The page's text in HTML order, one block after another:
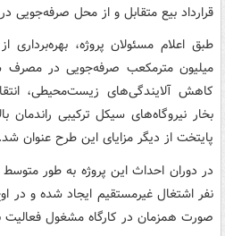
قرارداد بیع متقابل و از محل
میلیون مترمکعب صرفه‌جویی در
کاهش آلایندگی‌های زیست‌محیطی،
بخار نیروگاه‌های سیکل ترکیبی راندمان
پایتخت از دیگر مزایای این طرح عنوان شد.
صورت همزمان در کارگاه مشغول فعالیت